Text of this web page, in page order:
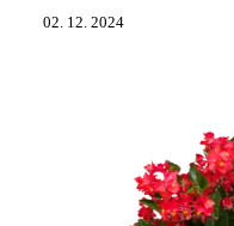
02. 12. 2024